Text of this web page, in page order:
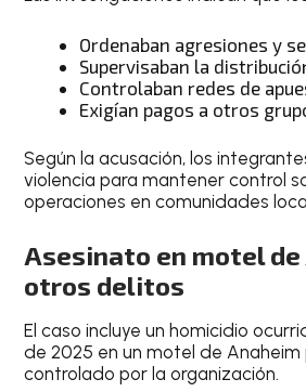
Ordenaban agresiones y
Supervisaban la
Controlaban redes de
Exigían pagos a otros
Según la acusación, los
violencia para mantener control
operaciones en comunidades
Asesinato en motel de
otros delitos
El caso incluye un homicidio
de 2025 en un motel de
controlado por la organización.